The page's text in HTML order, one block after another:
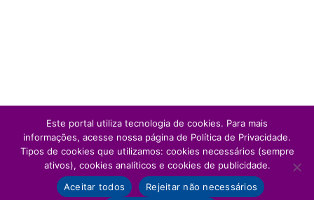
Este portal utiliza tecnologia de cookies. Para mais
informações, acesse nossa página de Política de Privacidade.
Tipos de cookies que utilizamos: cookies necessários (sempre
ativos), cookies analíticos e cookies de publicidade.
Aceitar todos
Rejeitar não necessários